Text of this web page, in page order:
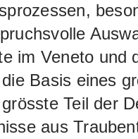
im Veneto und
Basis eines
Teil der
aus